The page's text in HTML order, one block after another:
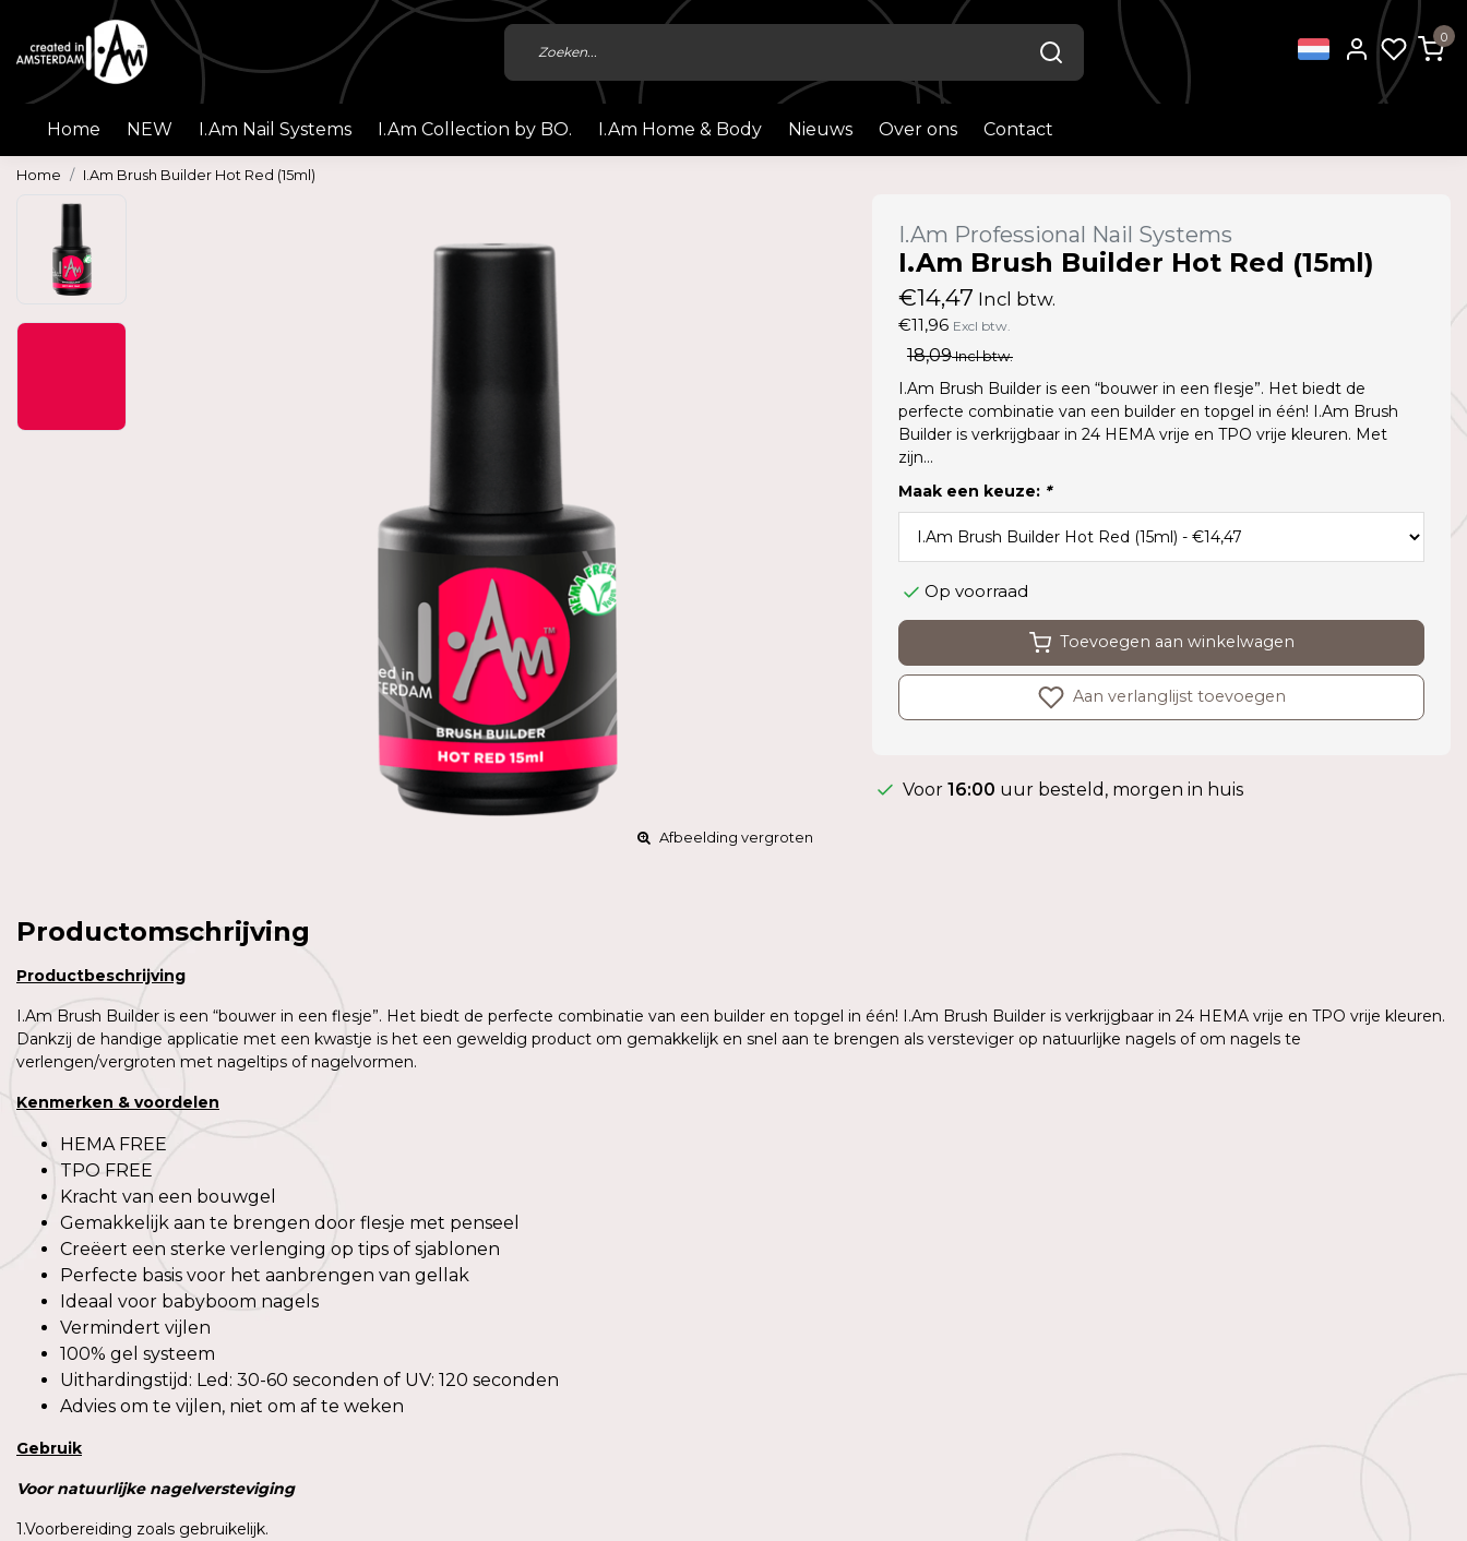
0
Home NEW I.Am Nail Systems I.Am Collection by BO. I.Am Home & Body Nieuws Over ons Contact
Home I.Am Brush Builder Hot Red (15ml)
Afbeelding vergroten
I.Am Professional Nail Systems
I.Am Brush Builder Hot Red (15ml)
€14,47 Incl btw.
€11,96 Excl btw.
18,09Incl btw.
I.Am Brush Builder is een “bouwer in een flesje”. Het biedt de
perfecte combinatie van een builder en topgel in één! I.Am Brush
Builder is verkrijgbaar in 24 HEMA vrije en TPO vrije kleuren. Met
zijn...
Maak een keuze: *
Op voorraad
Toevoegen aan winkelwagen
Aan verlanglijst toevoegen
Voor 16:00 uur besteld, morgen in huis
Productomschrijving
Productbeschrijving
I.Am Brush Builder is een “bouwer in een flesje”. Het biedt de perfecte combinatie van een builder en topgel in één! I.Am Brush Builder is verkrijgbaar in 24 HEMA vrije en TPO vrije kleuren.
Dankzij de handige applicatie met een kwastje is het een geweldig product om gemakkelijk en snel aan te brengen als versteviger op natuurlijke nagels of om nagels te
verlengen/vergroten met nageltips of nagelvormen.
Kenmerken & voordelen
HEMA FREE
TPO FREE
Kracht van een bouwgel
Gemakkelijk aan te brengen door flesje met penseel
Creëert een sterke verlenging op tips of sjablonen
Perfecte basis voor het aanbrengen van gellak
Ideaal voor babyboom nagels
Vermindert vijlen
100% gel systeem
Uithardingstijd: Led: 30-60 seconden of UV: 120 seconden
Advies om te vijlen, niet om af te weken
Gebruik
Voor natuurlijke nagelversteviging
1.Voorbereiding zoals gebruikelijk.